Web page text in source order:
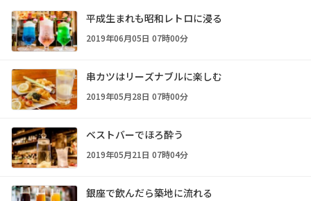
平成生まれも昭和レトロに浸る
2019年06月05日 07時00分
串カツはリーズナブルに楽しむ
2019年05月28日 07時00分
ベストバーでほろ酔う
2019年05月21日 07時04分
銀座で飲んだら築地に流れる